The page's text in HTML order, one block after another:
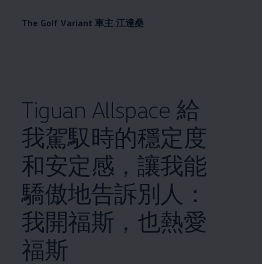
The Golf Variant 車主 江達桑
Tiguan Allspace 給
我駕馭時的穩定度
和安定感，讓我能
驕傲地告訴別人：
我開福斯，也熱愛
福斯